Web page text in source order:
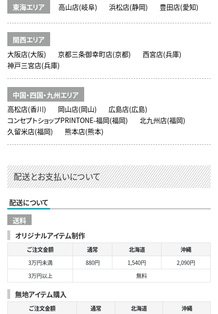
東海エリア 高山店(岐阜) 浜松店(静岡) 豊田店(愛知)
関西エリア
大阪店(大阪)
京都三条御幸町店(京都)
西宮店(兵庫)
神戸三宮店(兵庫)
中国・四国・九州エリア
高松店(香川)
岡山店(岡山)
広島店(広島)
コンセプトショップPRINTONE-福岡(福岡)
北九州店(福岡)
久留米店(福岡)
熊本店(熊本)
配送とお支払いについて
配送について
送料
オリジナルアイテム制作
ご注文金額 通常 北海道
沖縄
3万円未満
880円 1,540円
2,090円
3万円以上
無料
無地アイテム購入
ご注文金額 通常 北海道
沖縄